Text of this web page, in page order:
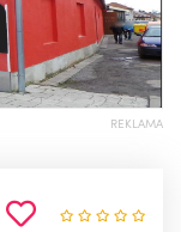
REKLAMA